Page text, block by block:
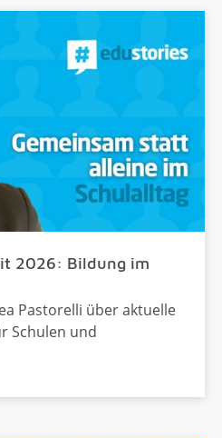
2026: Bildung im
Pastorelli über aktuelle
Schulen und